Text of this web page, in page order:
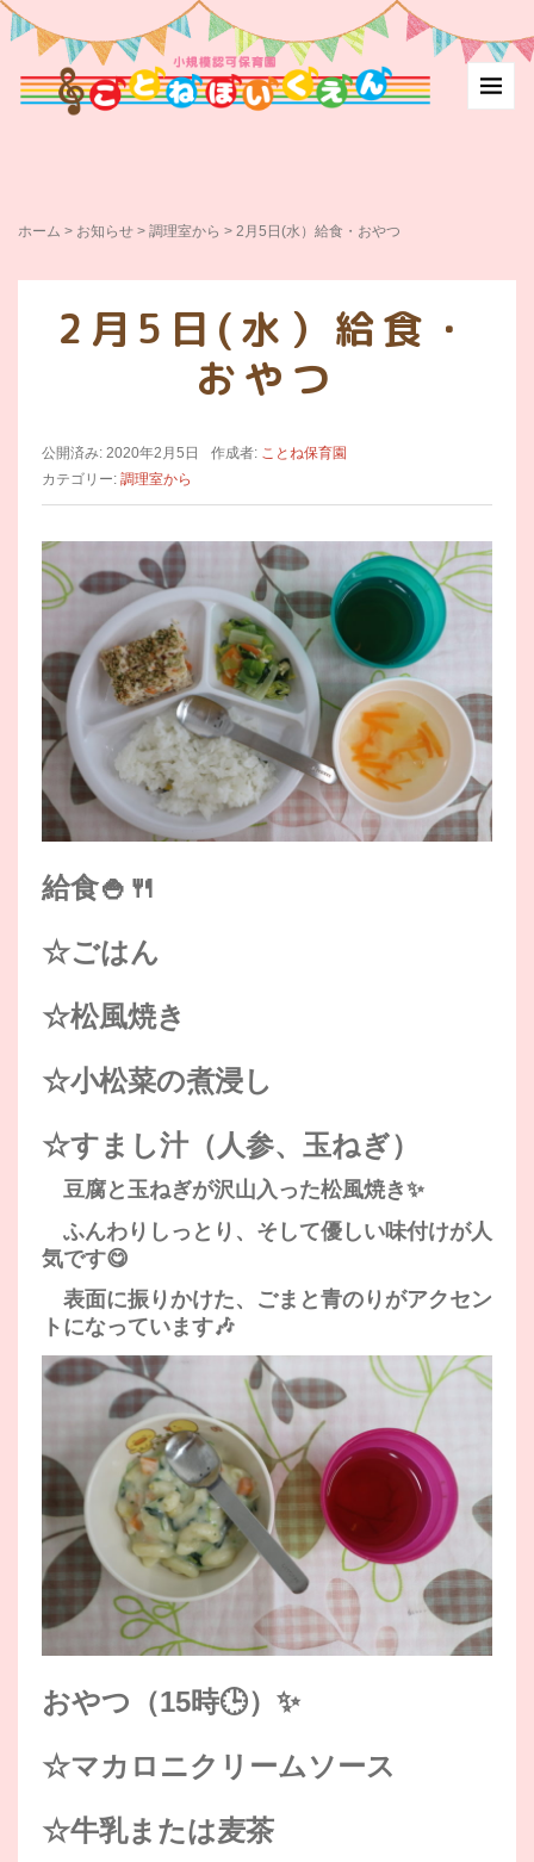
ホーム > お知らせ > 調理室から > 2月5日(水）給食・おやつ
2月5日(水）給食・
おやつ
公開済み: 2020年2月5日 作成者: ことね保育園
カテゴリー: 調理室から
給食🍚🍴
☆ごはん
☆松風焼き
☆小松菜の煮浸し
☆すまし汁（人参、玉ねぎ）
豆腐と玉ねぎが沢山入った松風焼き✨
ふんわりしっとり、そして優しい味付けが人
気です😋
表面に振りかけた、ごまと青のりがアクセン
トになっています🎶
おやつ（15時🕒）✨
☆マカロニクリームソース
☆牛乳または麦茶